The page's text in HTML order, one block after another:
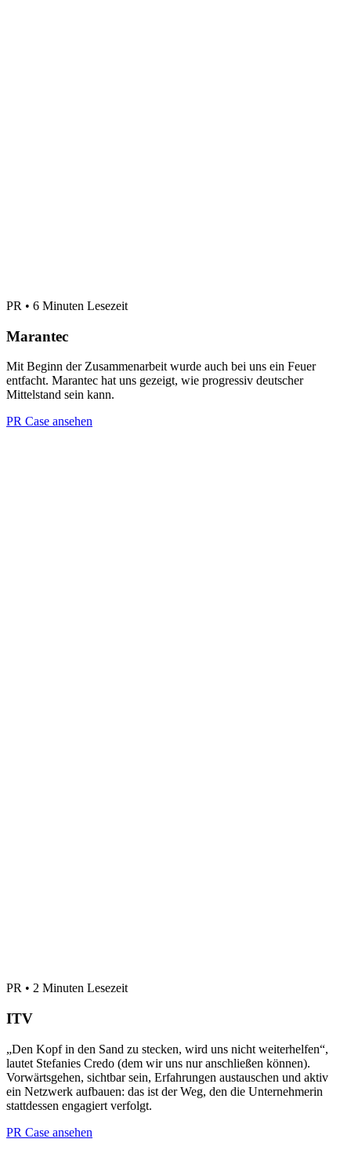
PR • 6 Minuten Lesezeit
Marantec
Mit Beginn der Zusammenarbeit wurde auch bei uns ein Feuer
entfacht. Marantec hat uns gezeigt, wie progressiv deutscher
Mittelstand sein kann.
PR Case ansehen
PR • 2 Minuten Lesezeit
ITV
„Den Kopf in den Sand zu stecken, wird uns nicht weiterhelfen“,
lautet Stefanies Credo (dem wir uns nur anschließen können).
Vorwärtsgehen, sichtbar sein, Erfahrungen austauschen und aktiv
ein Netzwerk aufbauen: das ist der Weg, den die Unternehmerin
stattdessen engagiert verfolgt.
PR Case ansehen